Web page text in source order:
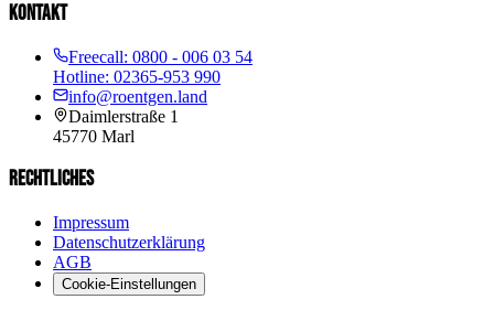
KONTAKT
Freecall: 0800 - 006 03 54
Hotline: 02365-953 990
info@roentgen.land
Daimlerstraße 1
45770 Marl
RECHTLICHES
Impressum
Datenschutzerklärung
AGB
Cookie-Einstellungen